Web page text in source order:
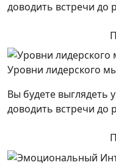
доводить встречи до
Уровни лидерского
Вы будете выглядеть
доводить встречи до